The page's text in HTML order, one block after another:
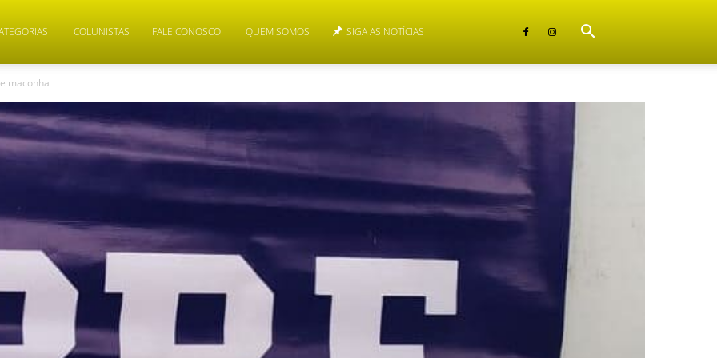
COLUNISTAS FALE CONOSCO QUEM SOMOS SIGA AS NOTÍCIAS
maconha